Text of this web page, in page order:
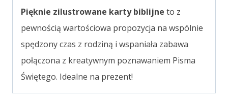
Pięknie zilustrowane karty biblijne to z
pewnością wartościowa propozycja na wspólnie
spędzony czas z rodziną i wspaniała zabawa
połączona z kreatywnym poznawaniem Pisma
Świętego. Idealne na prezent!